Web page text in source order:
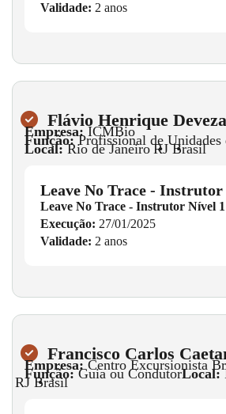
Validade: 2 anos
Flávio Henrique
Empresa: ICMBio
Função: Profissional de Unidades
Local:Rio de Janeiro•
RJ•
Brasil
Leave No Trace - Instrutor
Leave No Trace - Instrutor Nível
Execução: 27/01/2025
Validade: 2 anos
Francisco Carlos
Empresa: Centro Excursionista
Função: Guia ou CondutorLocal:
RJ •
Brasil